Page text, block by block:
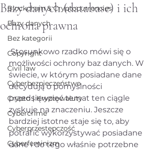
Blockchain & Cryptocurrencies
Bazy danych
Bez kategorii
Copyright
Civil law
Cyberbezpieczeństwo
Crypto | Kryptowaluty
Cybercrime
Cyberprzestępczość
Cyberfeminizm
Bazy danych (database) i ich
ochrona prawna
Stosunkowo rzadko mówi się o
możliwości ochrony baz danych. W
świecie, w którym posiadane dane
decydują o pomyślności
przedsięwzięć temat ten ciągle
zyskuje na znaczeniu. Jeszcze
bardziej istotne staje się to, aby
potrafić wykorzystywać posiadane
dane i do tego właśnie potrzebne